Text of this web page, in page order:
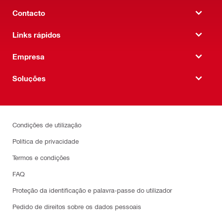
Contacto
Links rápidos
Empresa
Soluções
Condições de utilização
Política de privacidade
Termos e condições
FAQ
Proteção da identificação e palavra-passe do utilizador
Pedido de direitos sobre os dados pessoais